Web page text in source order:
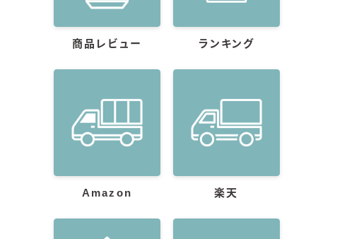
商品レビュー ランキング
Amazon 楽天